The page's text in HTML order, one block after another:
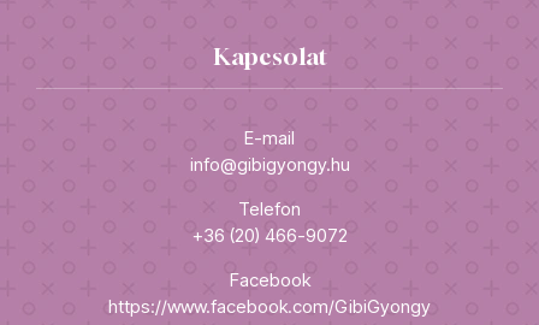
Kapcsolat
E-mail
info@gibigyongy.hu
Telefon
+36 (20) 466-9072
Facebook
https://www.facebook.com/GibiGyongy